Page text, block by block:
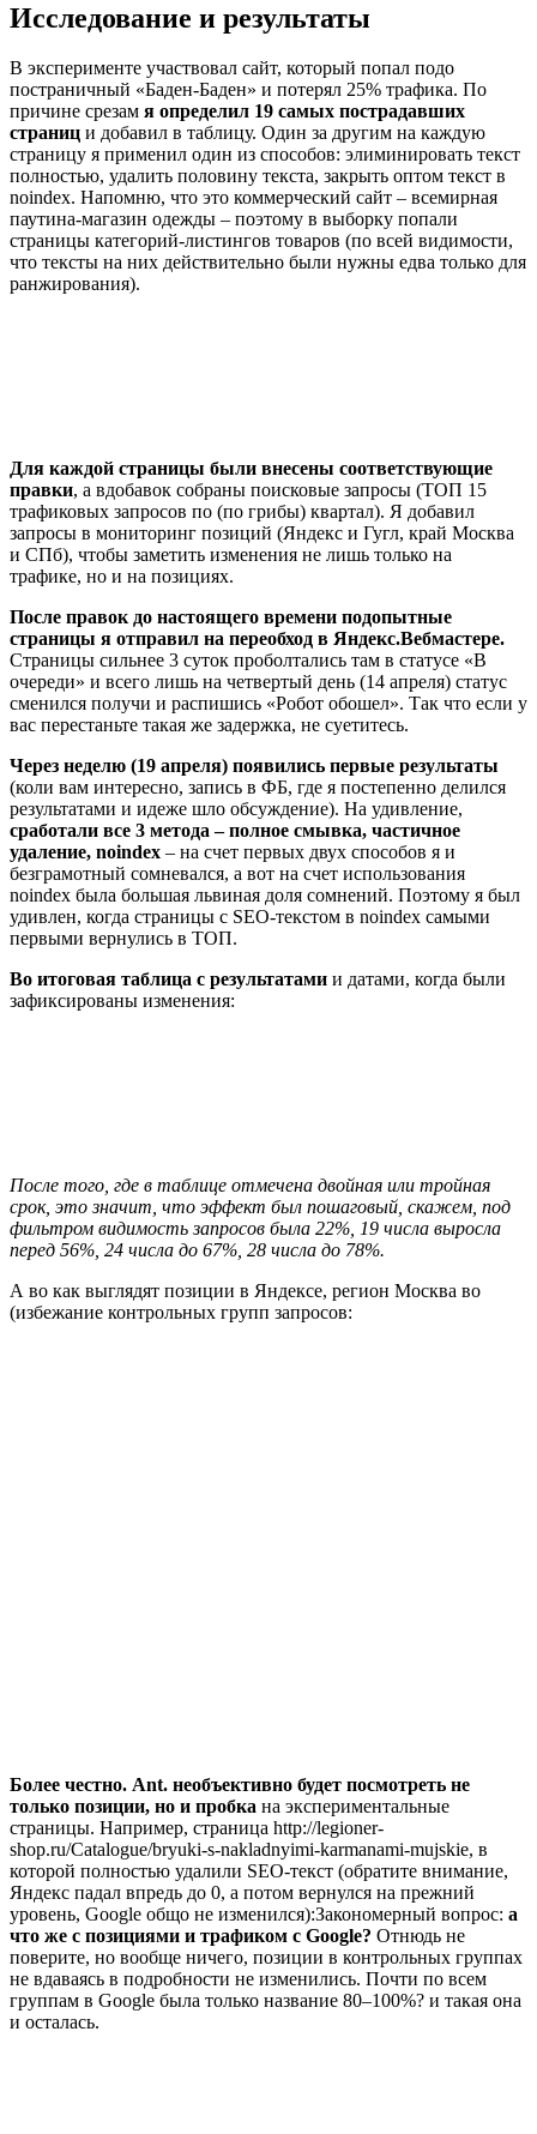
Исследование и результаты
В эксперименте участвовал сайт, который попал подо
постраничный «Баден-Баден» и потерял 25% трафика. По
причине срезам я определил 19 самых пострадавших
страниц и добавил в таблицу. Один за другим на каждую
страницу я применил один из способов: элиминировать текст
полностью, удалить половину текста, закрыть оптом текст в
noindex. Напомню, что это коммерческий сайт – всемирная
паутина-магазин одежды – поэтому в выборку попали
страницы категорий-листингов товаров (по всей видимости,
что тексты на них действительно были нужны едва только для
ранжирования).
Для каждой страницы были внесены соответствующие
правки, а вдобавок собраны поисковые запросы (ТОП 15
трафиковых запросов по (по грибы) квартал). Я добавил
запросы в мониторинг позиций (Яндекс и Гугл, край Москва
и СПб), чтобы заметить изменения не лишь только на
трафике, но и на позициях.
После правок до настоящего времени подопытные
страницы я отправил на переобход в Яндекс.Вебмастере.
Страницы сильнее 3 суток проболтались там в статусе «В
очереди» и всего лишь на четвертый день (14 апреля) статус
сменился получи и распишись «Робот обошел». Так что если у
вас перестаньте такая же задержка, не суетитесь.
Через неделю (19 апреля) появились первые результаты
(коли вам интересно, запись в ФБ, где я постепенно делился
результатами и идеже шло обсуждение). На удивление,
сработали все 3 метода – полное смывка, частичное
удаление, noindex – на счет первых двух способов я и
безграмотный сомневался, а вот на счет использования
noindex была большая львиная доля сомнений. Поэтому я был
удивлен, когда страницы с SEO-текстом в noindex самыми
первыми вернулись в ТОП.
Во итоговая таблица с результатами и датами, когда были
зафиксированы изменения:
После того, где в таблице отмечена двойная или тройная
срок, это значит, что эффект был пошаговый, скажем, под
фильтром видимость запросов была 22%, 19 числа выросла
перед 56%, 24 числа до 67%, 28 числа до 78%.
А во как выглядят позиции в Яндексе, регион Москва во
(избежание контрольных групп запросов:
Более честно. Ant. необъективно будет посмотреть не
только позиции, но и пробка на экспериментальные
страницы. Например, страница http://legioner-
shop.ru/Catalogue/bryuki-s-nakladnyimi-karmanami-mujskie, в
которой полностью удалили SEO-текст (обратите внимание,
Яндекс падал впредь до 0, а потом вернулся на прежний
уровень, Google общо не изменился):Закономерный вопрос: а
что же с позициями и трафиком с Google? Отнюдь не
поверите, но вообще ничего, позиции в контрольных группах
не вдаваясь в подробности не изменились. Почти по всем
группам в Google была только название 80–100%? и такая она
и осталась.